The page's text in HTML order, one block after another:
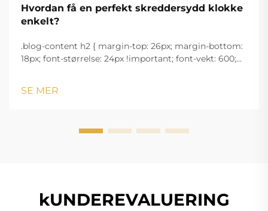
Hvordan få en perfekt skreddersydd klokke
enkelt?
.blog-content h2 { margin-top: 26px; margin-bottom:
18px; font-størrelse: 24px !important; font-vekt: 600;
!important; font-v...
SE MER
kUNDEREVALUERING